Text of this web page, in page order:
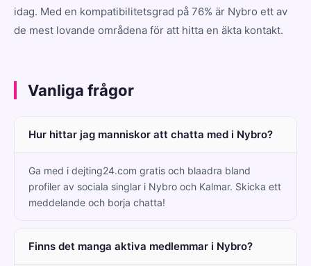
idag. Med en kompatibilitetsgrad på 76% är Nybro ett av
de mest lovande områdena för att hitta en äkta kontakt.
Vanliga frågor
Hur hittar jag manniskor att chatta med i Nybro?
Ga med i dejting24.com gratis och blaadra bland
profiler av sociala singlar i Nybro och Kalmar. Skicka ett
meddelande och borja chatta!
Finns det manga aktiva medlemmar i Nybro?